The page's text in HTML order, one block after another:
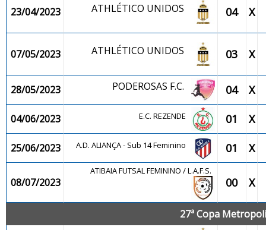
23/04/2023 ATHLÉTICO UNIDOS 04 X
07/05/2023 ATHLÉTICO UNIDOS 03 X
28/05/2023 PODEROSAS F.C. 04 X
04/06/2023 E.C. REZENDE 01 X
25/06/2023 A.D. ALIANÇA - Sub 14 Feminino 01 X
08/07/2023
ATIBAIA FUTSAL FEMININO / L.A.F.S.
00 X
27ª Copa